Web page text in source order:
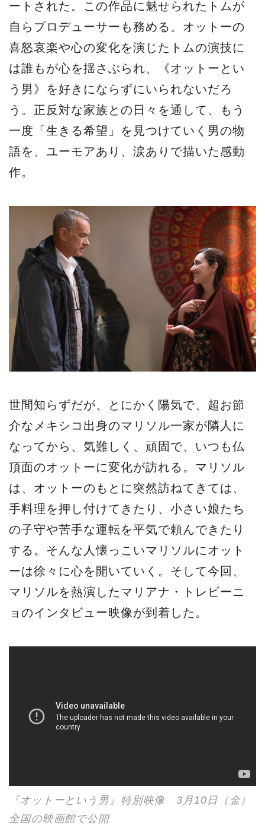
ートされた。この作品に魅せられたトムが
自らプロデューサーも務める。オットーの
喜怒哀楽や心の変化を演じたトムの演技に
は誰もが心を揺さぶられ、《オットーとい
う男》を好きにならずにいられないだろ
う。正反対な家族との日々を通して、もう
一度「生きる希望」を見つけていく男の物
語を、ユーモアあり、涙ありで描いた感動
作。
世間知らずだが、とにかく陽気で、超お節
介なメキシコ出身のマリソル一家が隣人に
なってから、気難しく、頑固で、いつも仏
頂面のオットーに変化が訪れる。マリソル
は、オットーのもとに突然訪ねてきては、
手料理を押し付けてきたり、小さい娘たち
の子守や苦手な運転を平気で頼んできたり
する。そんな人懐っこいマリソルにオット
ーは徐々に心を開いていく。そして今回、
マリソルを熱演したマリアナ・トレビーニ
ョのインタビュー映像が到着した。
『オットーという男』特別映像 3月10日（金）
全国の映画館で公開